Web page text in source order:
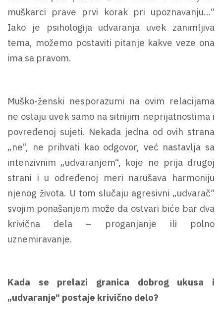
muškarci prave prvi korak pri upoznavanju...“
Iako je psihologija udvaranja uvek zanimljiva
tema, možemo postaviti pitanje kakve veze ona
ima sa pravom.
Muško-ženski nesporazumi na ovim relacijama
ne ostaju uvek samo na sitnijim neprijatnostima i
povređenoj sujeti. Nekada jedna od ovih strana
„ne“, ne prihvati kao odgovor, već nastavlja sa
intenzivnim „udvaranjem“, koje ne prija drugoj
strani i u određenoj meri narušava harmoniju
njenog života. U tom slučaju agresivni „udvarač“
svojim ponašanjem može da ostvari biće bar dva
krivična dela – proganjanje ili polno
uznemiravanje.
Kada se prelazi granica dobrog ukusa i
„udvaranje“ postaje krivično delo?